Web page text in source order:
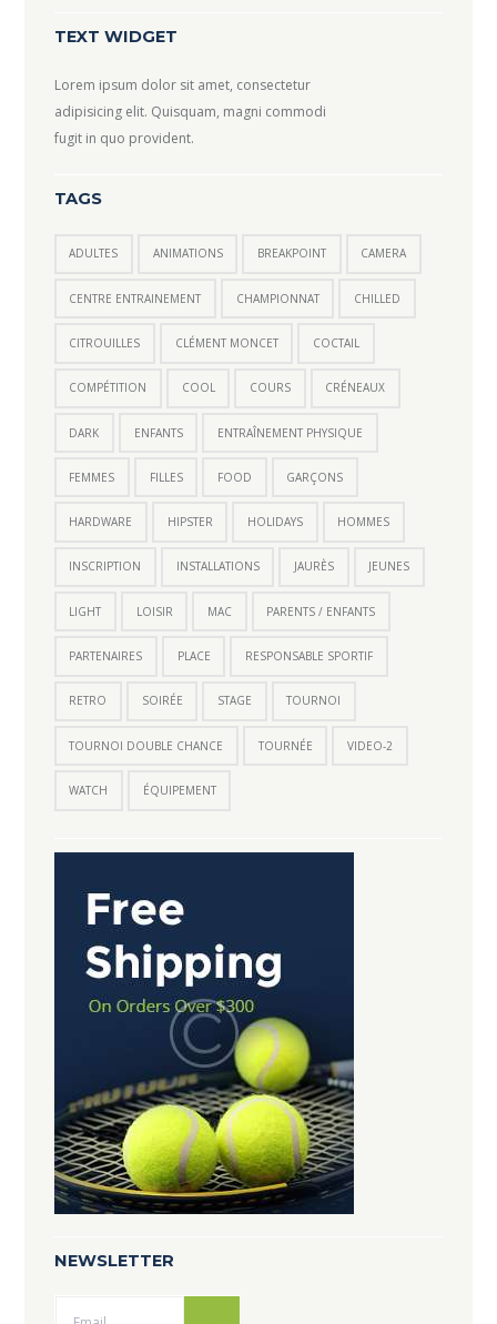
TEXT WIDGET
Lorem ipsum dolor sit amet, consectetur
adipisicing elit. Quisquam, magni commodi
fugit in quo provident.
TAGS
ADULTES ANIMATIONS BREAKPOINT CAMERA
CENTRE ENTRAINEMENT CHAMPIONNAT CHILLED
CITROUILLES CLÉMENT MONCET COCTAIL
COMPÉTITION COOL COURS CRÉNEAUX
DARK ENFANTS ENTRAÎNEMENT PHYSIQUE
FEMMES FILLES FOOD GARÇONS
HARDWARE HIPSTER HOLIDAYS HOMMES
INSCRIPTION INSTALLATIONS JAURÈS JEUNES
LIGHT LOISIR MAC PARENTS / ENFANTS
PARTENAIRES PLACE RESPONSABLE SPORTIF
RETRO SOIRÉE STAGE TOURNOI
TOURNOI DOUBLE CHANCE TOURNÉE VIDEO-2
WATCH ÉQUIPEMENT
NEWSLETTER